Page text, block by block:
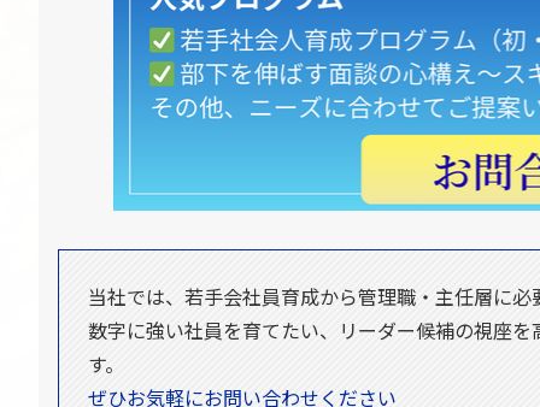
当社では、若手会社員育成から管理職・主任層に
数字に強い社員を育てたい、リーダー候補の視座
す。
ぜひお気軽にお問い合わせください